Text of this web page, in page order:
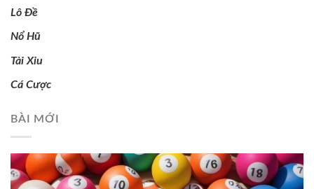
Lô Đề
Nổ Hũ
Tài Xỉu
Cá Cược
BÀI MỚI